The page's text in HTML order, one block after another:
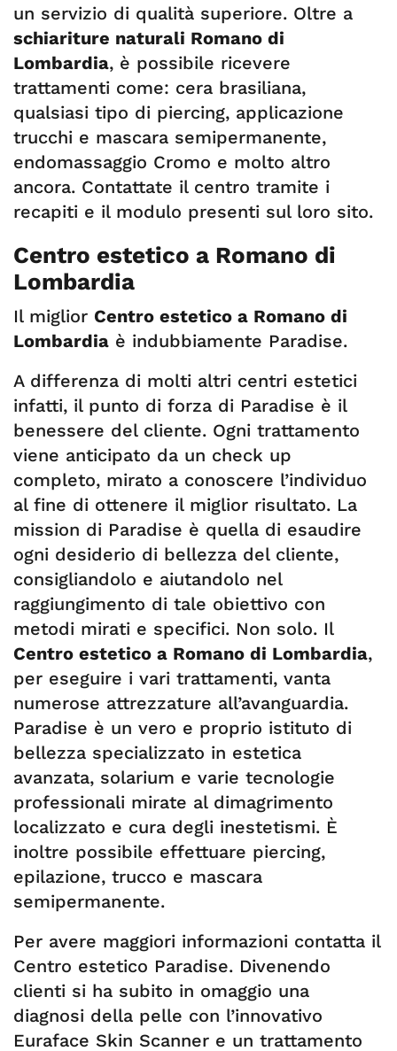
un servizio di qualità superiore. Oltre a
schiariture naturali Romano di
Lombardia, è possibile ricevere
trattamenti come: cera brasiliana,
qualsiasi tipo di piercing, applicazione
trucchi e mascara semipermanente,
endomassaggio Cromo e molto altro
ancora. Contattate il centro tramite i
recapiti e il modulo presenti sul loro sito.
Centro estetico a Romano di
Lombardia
Il miglior Centro estetico a Romano di
Lombardia è indubbiamente Paradise.
A differenza di molti altri centri estetici
infatti, il punto di forza di Paradise è il
benessere del cliente. Ogni trattamento
viene anticipato da un check up
completo, mirato a conoscere l’individuo
al fine di ottenere il miglior risultato. La
mission di Paradise è quella di esaudire
ogni desiderio di bellezza del cliente,
consigliandolo e aiutandolo nel
raggiungimento di tale obiettivo con
metodi mirati e specifici. Non solo. Il
Centro estetico a Romano di Lombardia,
per eseguire i vari trattamenti, vanta
numerose attrezzature all’avanguardia.
Paradise è un vero e proprio istituto di
bellezza specializzato in estetica
avanzata, solarium e varie tecnologie
professionali mirate al dimagrimento
localizzato e cura degli inestetismi. È
inoltre possibile effettuare piercing,
epilazione, trucco e mascara
semipermanente.
Per avere maggiori informazioni contatta il
Centro estetico Paradise. Divenendo
clienti si ha subito in omaggio una
diagnosi della pelle con l’innovativo
Euraface Skin Scanner e un trattamento